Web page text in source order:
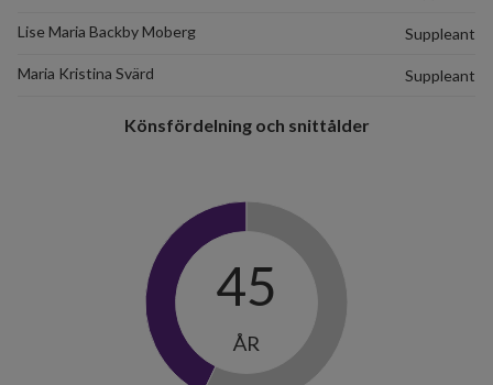
Lise Maria Backby Moberg Suppleant
Maria Kristina Svärd Suppleant
Könsfördelning och snittålder
45
ÅR